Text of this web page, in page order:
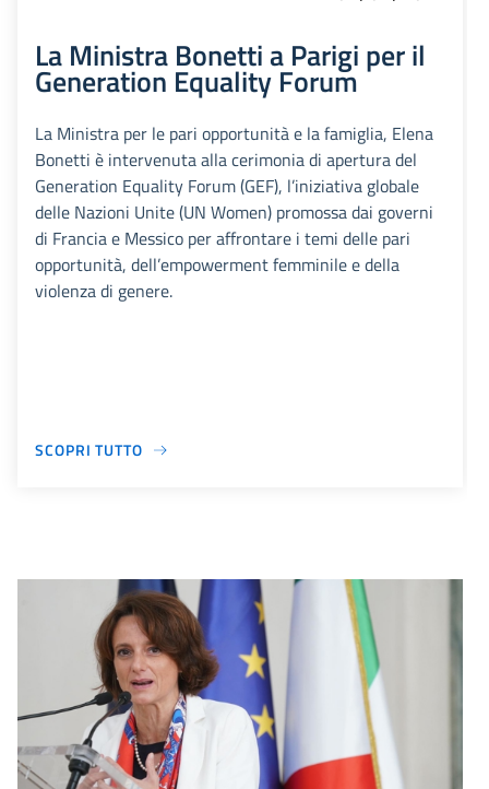
La Ministra Bonetti a Parigi per il
Generation Equality Forum
La Ministra per le pari opportunità e la famiglia, Elena
Bonetti è intervenuta alla cerimonia di apertura del
Generation Equality Forum (GEF), l’iniziativa globale
delle Nazioni Unite (UN Women) promossa dai governi
di Francia e Messico per affrontare i temi delle pari
opportunità, dell’empowerment femminile e della
violenza di genere.
SCOPRI TUTTO